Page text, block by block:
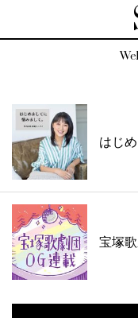
はじ
宝塚